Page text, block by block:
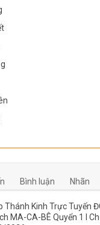
Bình luận Nhãn
Thánh Kinh Trực Tuyến
MA-CA-BÊ Quyển 1 I